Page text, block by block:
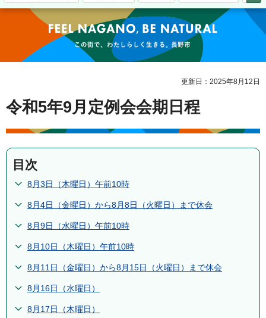
この街で、わたしらしく生きる。長野市
更新日：2025年8月12日
令和5年9月定例会会期日程
目次
8月3日（木曜日）午前10時
8月4日（金曜日）から8月8日（火曜日）まで休会
8月9日（水曜日）午前10時
8月10日（木曜日）午前10時
8月11日（金曜日）から8月15日（火曜日）まで休会
8月16日（水曜日）
8月17日（木曜日）